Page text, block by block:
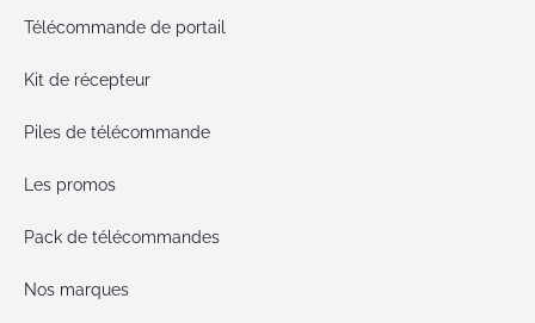
Télécommande de portail
Kit de récepteur
Piles de télécommande
Les promos
Pack de télécommandes
Nos marques